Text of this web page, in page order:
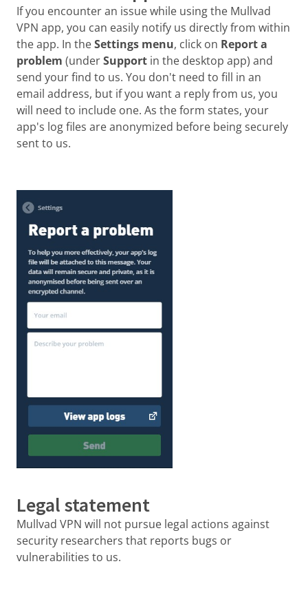
If you encounter an issue while using the Mullvad
VPN app, you can easily notify us directly from within
the app. In theSettings menu, click on Report a
problem (underSupport in the desktop app) and
send your find to us. You don't need to fill in an
email address, but if you want a reply from us, you
will need to include one. As the form states, your
app's log files are anonymized before being securely
sent to us.
Legal statement
Mullvad VPN will not pursue legal actions against
security researchers that reports bugs or
vulnerabilities to us.